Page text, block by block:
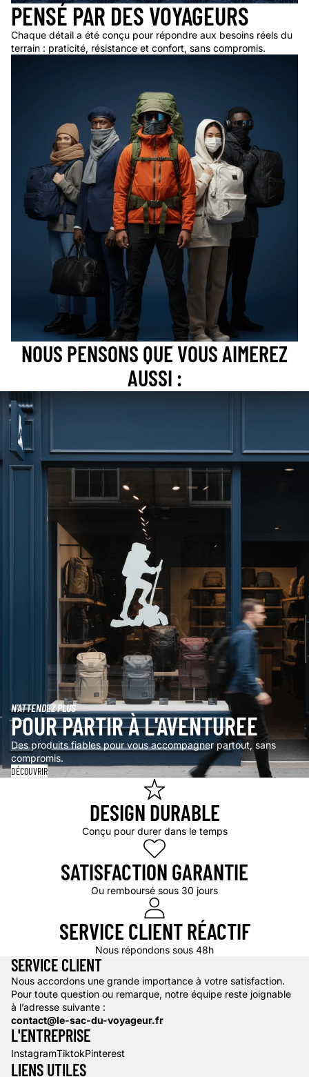
PENSÉ PAR DES VOYAGEURS
Chaque détail a été conçu pour répondre aux besoins réels du
terrain : praticité, résistance et confort, sans compromis.
NOUS PENSONS QUE VOUS AIMEREZ
AUSSI :
N'ATTENDEZ PLUS
POUR PARTIR À L'AVENTUREE
Des produits fiables pour vous accompagner partout, sans
compromis.
DÉCOUVRIR
DESIGN DURABLE
Conçu pour durer dans le temps
SATISFACTION GARANTIE
Ou remboursé sous 30 jours
SERVICE CLIENT RÉACTIF
Nous répondons sous 48h
SERVICE CLIENT
Nous accordons une grande importance à votre satisfaction.
Pour toute question ou remarque, notre équipe reste joignable
à l’adresse suivante :
contact@le-sac-du-voyageur.fr
L'ENTREPRISE
InstagramTiktokPinterest
LIENS UTILES